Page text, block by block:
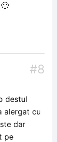
#8
destul
alergat cu
dar
pe